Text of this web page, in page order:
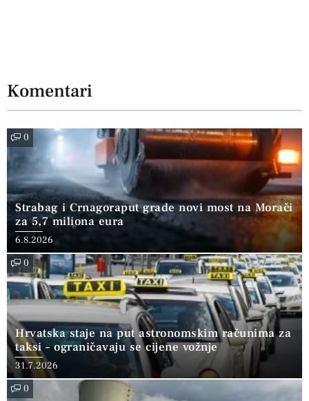
Komentari
0
Strabag i Crnagoraput grade novi most na Morači
za 5,7 miliona eura
6.8.2026
0
Hrvatska staje na put astronomskim računima za
taksi – ograničavaju se cijene vožnje
31.7.2026
0